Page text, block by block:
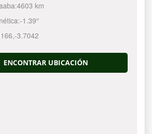
4603 km
-1.39°
,-3.7042
ENCONTRAR UBICACIÓN